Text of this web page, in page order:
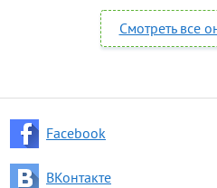
Смотреть все
Facebook
ВКонтакте